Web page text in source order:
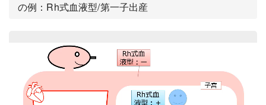
の例：Rh式血液型/第一子出産